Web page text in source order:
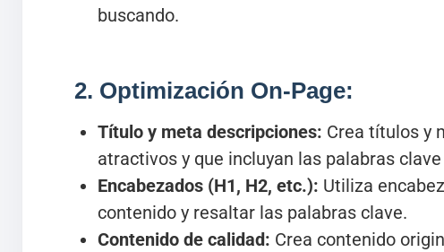
buscando.
2. Optimización On-Page:
Título y meta descripciones: Crea títulos y
atractivos y que incluyan las palabras
Encabezados (H1, H2, etc.): Utiliza
contenido y resaltar las palabras clave.
Contenido de calidad: Crea contenido